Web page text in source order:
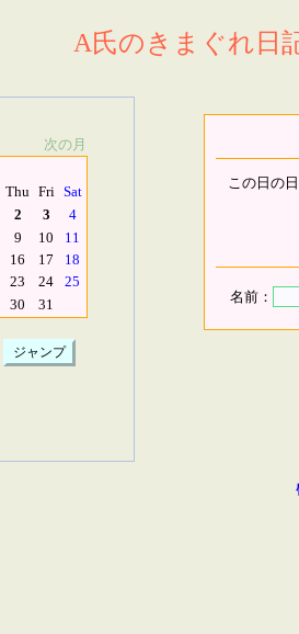
A氏のきまぐれ日
次の月
Thu Fri Sat
2 3
4
9 10
11
16 17
18
23 24
25
30 31
この日の
名前：